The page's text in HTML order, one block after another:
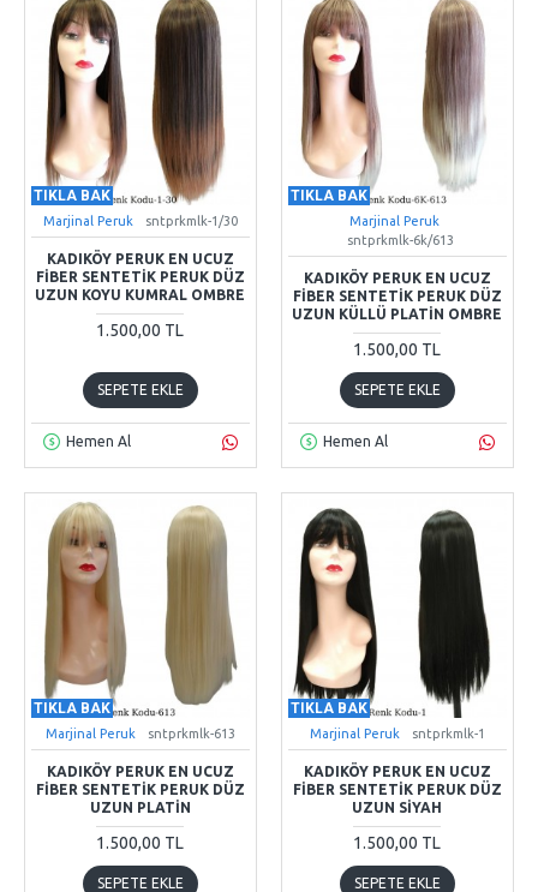
TIKLA BAK
Marjinal Peruk sntprkmlk-1/30
KADIKÖY PERUK EN UCUZ
FIBER SENTETIK PERUK DÜZ
UZUN KOYU KUMRAL OMBRE
1.500,00 TL
SEPETE EKLE
Hemen Al
TIKLA BAK
Marjinal Peruk
sntprkmlk-6k/613
KADIKÖY PERUK EN UCUZ
FIBER SENTETIK PERUK DÜZ
UZUN KÜLLÜ PLATIN OMBRE
1.500,00 TL
SEPETE EKLE
Hemen Al
TIKLA BAK
Marjinal Peruk sntprkmlk-613
KADIKÖY PERUK EN UCUZ
FIBER SENTETIK PERUK DÜZ
UZUN PLATIN
1.500,00 TL
SEPETE EKLE
TIKLA BAK
Marjinal Peruk sntprkmlk-1
KADIKÖY PERUK EN UCUZ
FIBER SENTETIK PERUK DÜZ
UZUN SIYAH
1.500,00 TL
SEPETE EKLE